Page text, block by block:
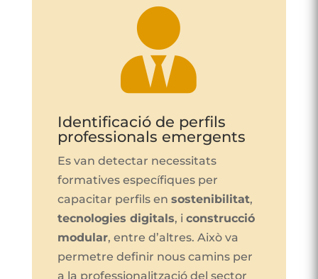

Identificació de perfils
professionals emergents
Es van detectar necessitats
formatives específiques per
capacitar perfils en sostenibilitat,
tecnologies digitals, i construcció
modular, entre d’altres. Això va
permetre definir nous camins per
a la professionalització del sector​